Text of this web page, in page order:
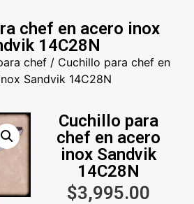
chef en acero inox
14C28N
chef/ Cuchillo para chef en
Sandvik 14C28N
Cuchillo para
chef en acero
inox Sandvik
14C28N
$3,995.00